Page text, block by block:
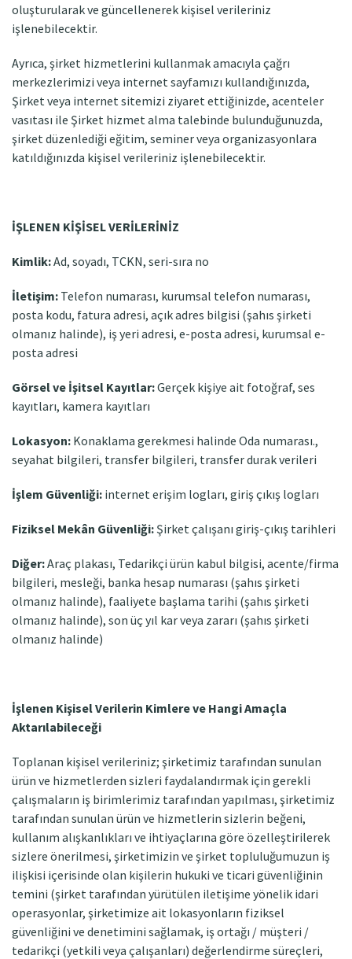
oluşturularak ve güncellenerek kişisel verileriniz
işlenebilecektir.
Ayrıca, şirket hizmetlerini kullanmak amacıyla çağrı
merkezlerimizi veya internet sayfamızı kullandığınızda,
Şirket veya internet sitemizi ziyaret ettiğinizde, acenteler
vasıtası ile Şirket hizmet alma talebinde bulunduğunuzda,
şirket düzenlediği eğitim, seminer veya organizasyonlara
katıldığınızda kişisel verileriniz işlenebilecektir.
İŞLENEN KİŞİSEL VERİLERİNİZ
Kimlik:Ad, soyadı, TCKN, seri-sıra no
İletişim: Telefon numarası, kurumsal telefon numarası,
posta kodu, fatura adresi, açık adres bilgisi (şahıs şirketi
olmanız halinde), iş yeri adresi, e-posta adresi, kurumsal e-
posta adresi
Görsel ve İşitsel Kayıtlar:Gerçek kişiye ait fotoğraf, ses
kayıtları, kamera kayıtları
Lokasyon: Konaklama gerekmesi halinde Oda numarası.,
seyahat bilgileri, transfer bilgileri, transfer durak verileri
İşlem Güvenliği: internet erişim logları, giriş çıkış logları
Fiziksel Mekân Güvenliği: Şirket çalışanı giriş-çıkış tarihleri
Diğer:Araç plakası, Tedarikçi ürün kabul bilgisi, acente/firma
bilgileri, mesleği, banka hesap numarası (şahıs şirketi
olmanız halinde), faaliyete başlama tarihi (şahıs şirketi
olmanız halinde), son üç yıl kar veya zararı (şahıs şirketi
olmanız halinde)
İşlenen Kişisel Verilerin Kimlere ve Hangi Amaçla
Aktarılabileceği
Toplanan kişisel verileriniz; şirketimiz tarafından sunulan
ürün ve hizmetlerden sizleri faydalandırmak için gerekli
çalışmaların iş birimlerimiz tarafından yapılması, şirketimiz
tarafından sunulan ürün ve hizmetlerin sizlerin beğeni,
kullanım alışkanlıkları ve ihtiyaçlarına göre özelleştirilerek
sizlere önerilmesi, şirketimizin ve şirket topluluğumuzun iş
ilişkisi içerisinde olan kişilerin hukuki ve ticari güvenliğinin
temini (şirket tarafından yürütülen iletişime yönelik idari
operasyonlar, şirketimize ait lokasyonların fiziksel
güvenliğini ve denetimini sağlamak, iş ortağı / müşteri /
tedarikçi (yetkili veya çalışanları) değerlendirme süreçleri,